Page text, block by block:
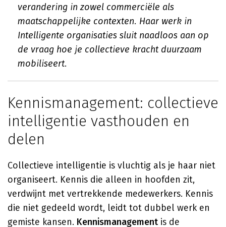
verandering in zowel commerciële als
maatschappelijke contexten. Haar werk in
Intelligente organisaties sluit naadloos aan op
de vraag hoe je collectieve kracht duurzaam
mobiliseert.
Kennismanagement: collectieve
intelligentie vasthouden en
delen
Collectieve intelligentie is vluchtig als je haar niet
organiseert. Kennis die alleen in hoofden zit,
verdwijnt met vertrekkende medewerkers. Kennis
die niet gedeeld wordt, leidt tot dubbel werk en
gemiste kansen. Kennismanagement is de